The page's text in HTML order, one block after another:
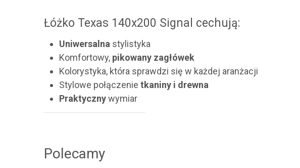
Łóżko Texas 140x200 Signal cechują:
Uniwersalna stylistyka
Komfortowy, pikowany zagłówek
Kolorystyka, która sprawdzi się w każdej aranżacji
Stylowe połączenie tkaniny i drewna
Praktycznywymiar
Polecamy